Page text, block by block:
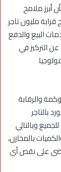
أبرز ملامح
مليون تاجر
البيع والدفع
عن التركيز في
والرقابة
بالتاجر
وبالتالي
بالمخازن،
على نقص أي